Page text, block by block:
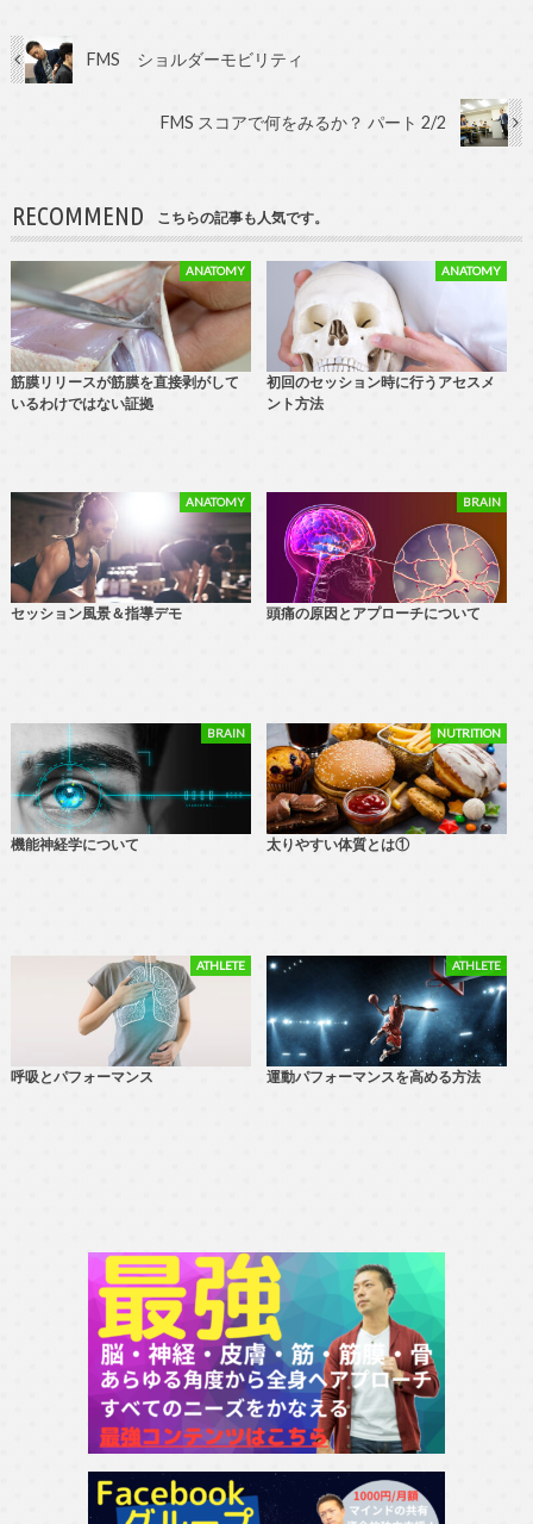
FMS ショルダーモビリティ
FMS スコアで何をみるか？ パート 2/2
RECOMMEND こちらの記事も人気です。
ANATOMY
筋膜リリースが筋膜を直接剥がして
いるわけではない証拠
ANATOMY
初回のセッション時に行うアセスメ
ント方法
ANATOMY
セッション風景＆指導デモ
BRAIN
頭痛の原因とアプローチについて
BRAIN
機能神経学について
NUTRITION
太りやすい体質とは①
ATHLETE
呼吸とパフォーマンス
ATHLETE
運動パフォーマンスを高める方法